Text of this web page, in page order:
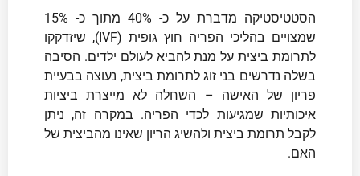
הסטטיסטיקה מדברת על כ- 40% מתוך כ- 15%
שמצויים בהליכי הפריה חוץ גופית (IVF), שיזדקקו
לתרומת ביצית על מנת להביא לעולם ילדים. הסיבה
בשלה נדרשים בני זוג לתרומת ביצית, נעוצה בבעיית
פריון של האישה – השחלה לא מייצרת ביציות
איכותיות שמגיעות לכדי הפריה. במקרה זה, ניתן
לקבל תרומת ביצית ולהשיג הריון שאינו מהביצית של
האם.